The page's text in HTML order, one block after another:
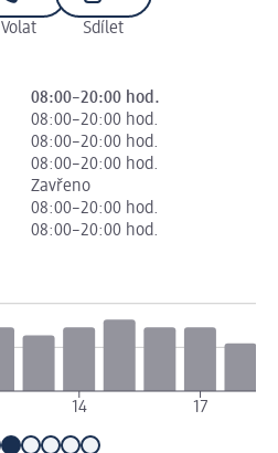
Volat Sdílet
08:00–20:00 hod.
08:00–20:00 hod.
08:00–20:00 hod.
08:00–20:00 hod.
Zavřeno
08:00–20:00 hod.
08:00–20:00 hod.
14 17